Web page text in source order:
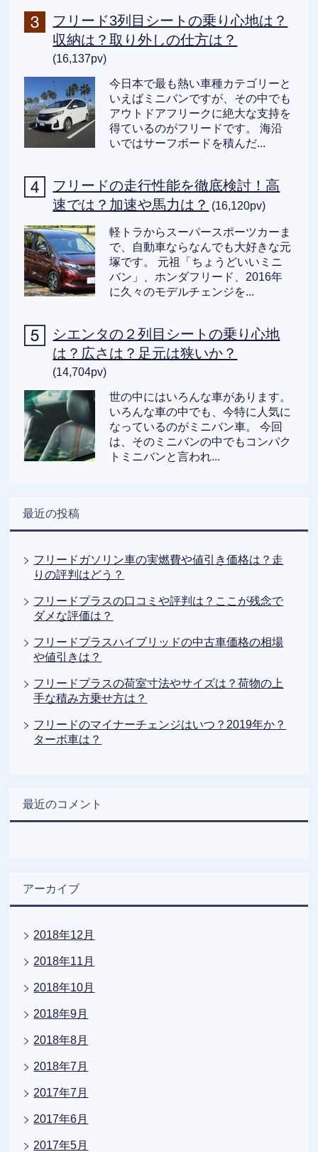
フリード3列目シートの乗り心地は？
収納は？取り外しの仕方は？
(16,137pv)
今日本で最も熱い車種カテゴリーと
いえばミニバンですが、その中でも
アウトドアフリークに絶大な支持を
得ているのがフリードです。 海沿
いではサーフボードを積んだ...
フリードの走行性能を徹底検討！高
速では？加速や馬力は？ (16,120pv)
軽トラからスーパースポーツカーま
で、自動車ならなんでも大好きな元
塚です。 元祖「ちょうどいいミニ
バン」、ホンダフリード、2016年
に久々のモデルチェンジを...
シエンタの２列目シートの乗り心地
は？広さは？足元は狭いか？
(14,704pv)
世の中にはいろんな車があります。
いろんな車の中でも、今特に人気に
なっているのがミニバン車。 今回
は、そのミニバンの中でもコンパク
トミニバンと言われ...
最近の投稿
フリードガソリン車の実燃費や値引き価格は？走
りの評判はどう？
フリードプラスの口コミや評判は？ここが残念で
ダメな評価は？
フリードプラスハイブリッドの中古車価格の相場
や値引きは？
フリードプラスの荷室寸法やサイズは？荷物の上
手な積み方乗せ方は？
フリードのマイナーチェンジはいつ？2019年か？
ターボ車は？
最近のコメント
アーカイブ
2018年12月
2018年11月
2018年10月
2018年9月
2018年8月
2018年7月
2017年7月
2017年6月
2017年5月